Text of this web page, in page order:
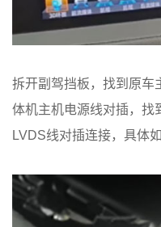
拆开副驾挡板，找到原车
体机主机电源线对插，找
LVDS线对插连接，具体